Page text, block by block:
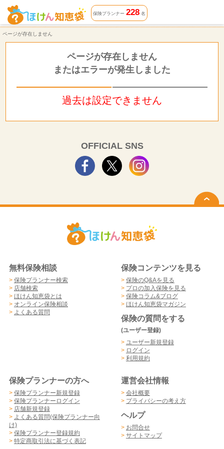
ページが存在しません | ほけん知恵袋
保険プランナー 228名
ページが存在しません
ページが存在しません
またはエラーが発生しました
過去は設定できません
OFFICIAL SNS
無料保険相談
> 保険プランナー検索
> 店舗検索
> ほけん知恵袋とは
> オンライン保険相談
> よくある質問
保険コンテンツを見る
> 保険のQ&Aを見る
> プロの加入保険を見る
> 保険コラム&ブログ
> ほけん知恵袋マガジン
保険の質問をする
(ユーザー登録)
> ユーザー新規登録
> ログイン
> 利用規約
保険プランナーの方へ
> 保険プランナー新規登録
> 保険プランナーログイン
> 店舗新規登録
> よくある質問(保険プランナー向
け)
> 保険プランナー登録規約
> 特定商取引法に基づく表記
運営会社情報
> 会社概要
> プライバシーの考え方
ヘルプ
> お問合せ
> サイトマップ